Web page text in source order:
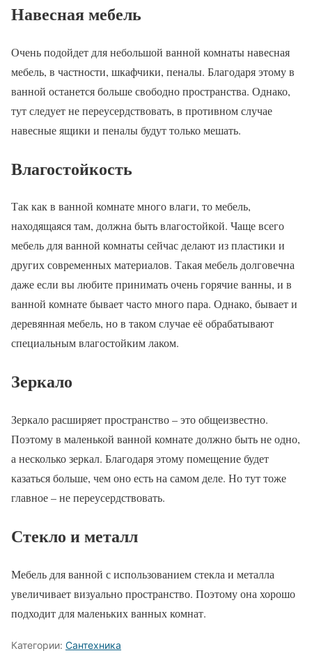
Навесная мебель
Очень подойдет для небольшой ванной комнаты навесная
мебель, в частности, шкафчики, пеналы. Благодаря этому в
ванной останется больше свободно пространства. Однако,
тут следует не переусердствовать, в противном случае
навесные ящики и пеналы будут только мешать.
Влагостойкость
Так как в ванной комнате много влаги, то мебель,
находящаяся там, должна быть влагостойкой. Чаще всего
мебель для ванной комнаты сейчас делают из пластики и
других современных материалов. Такая мебель долговечна
даже если вы любите принимать очень горячие ванны, и в
ванной комнате бывает часто много пара. Однако, бывает и
деревянная мебель, но в таком случае её обрабатывают
специальным влагостойким лаком.
Зеркало
Зеркало расширяет пространство – это общеизвестно.
Поэтому в маленькой ванной комнате должно быть не одно,
а несколько зеркал. Благодаря этому помещение будет
казаться больше, чем оно есть на самом деле. Но тут тоже
главное – не переусердствовать.
Стекло и металл
Мебель для ванной с использованием стекла и металла
увеличивает визуально пространство. Поэтому она хорошо
подходит для маленьких ванных комнат.
Категории: Сантехника